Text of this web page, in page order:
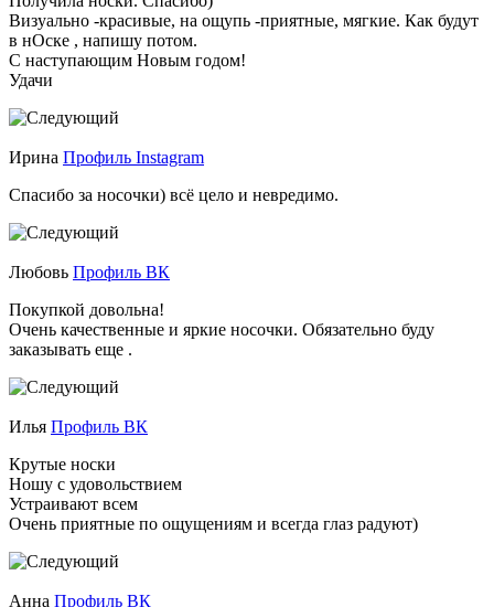
Визуально -красивые, на ощупь -приятные, мягкие. Как будут
в нОске , напишу потом.
С наступающим Новым годом!
Удачи
Ирина Профиль Instagram
Спасибо за носочки) всё цело и невредимо.
Любовь Профиль ВК
Покупкой довольна!
Очень качественные и яркие носочки. Обязательно буду
заказывать еще .
Илья Профиль ВК
Крутые носки
Ношу с удовольствием
Устраивают всем
Очень приятные по ощущениям и всегда глаз радуют)
Анна Профиль ВК